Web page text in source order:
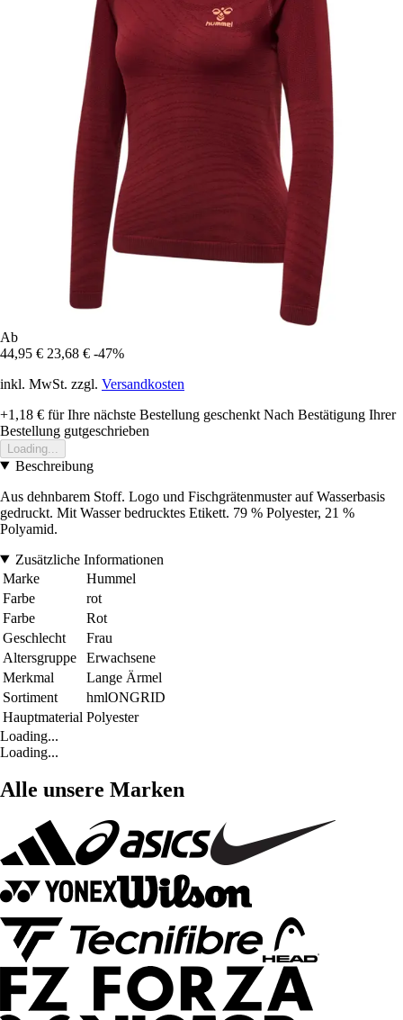
Ab
44,95 € 23,68 € -47%
inkl. MwSt. zzgl. Versandkosten
+1,18 € für Ihre nächste Bestellung geschenkt Nach Bestätigung Ihrer
Bestellung gutgeschrieben
Loading...
Beschreibung
Aus dehnbarem Stoff. Logo und Fischgrätenmuster auf Wasserbasis
gedruckt. Mit Wasser bedrucktes Etikett. 79 % Polyester, 21 %
Polyamid.
Zusätzliche Informationen
Marke
Hummel
Farbe
rot
Farbe
Rot
Geschlecht
Frau
Altersgruppe
Erwachsene
Merkmal
Lange Ärmel
Sortiment
hmlONGRID
Hauptmaterial Polyester
Loading...
Loading...
Alle unsere Marken